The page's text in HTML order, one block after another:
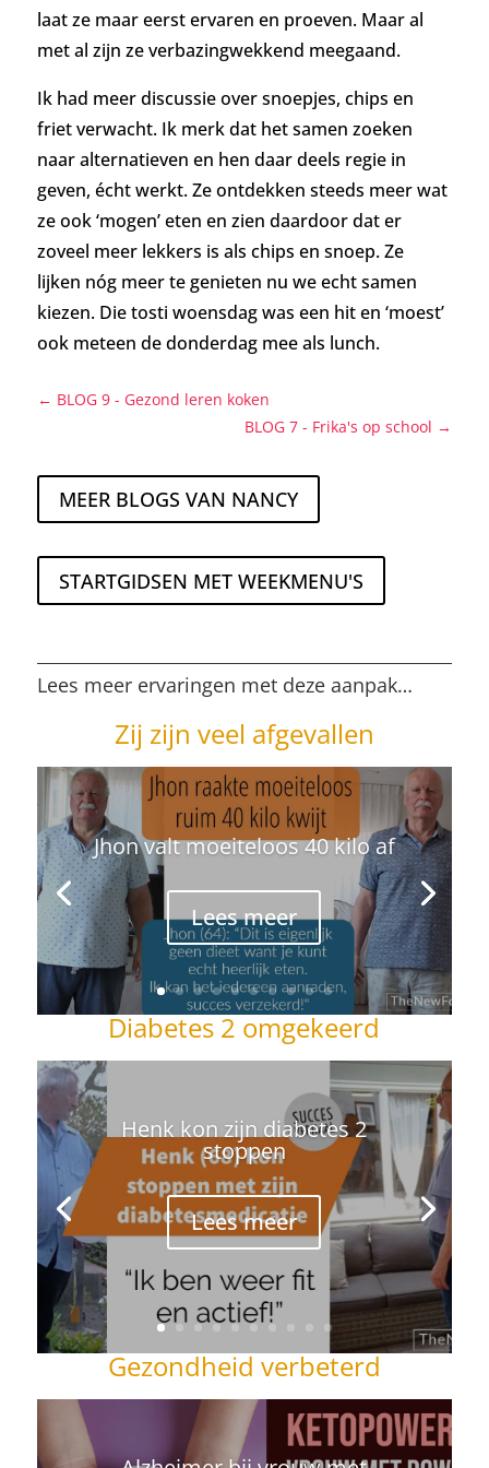
laat ze maar eerst ervaren en proeven. Maar al
met al zijn ze verbazingwekkend meegaand.
Ik had meer discussie over snoepjes, chips en
friet verwacht. Ik merk dat het samen zoeken
naar alternatieven en hen daar deels regie in
geven, écht werkt. Ze ontdekken steeds meer wat
ze ook ‘mogen’ eten en zien daardoor dat er
zoveel meer lekkers is als chips en snoep.Ze
lijken nóg meer te genieten nu we echt samen
kiezen. Die tosti woensdag was een hit en ‘moest’
ook meteen de donderdag mee als lunch.
← BLOG 9 - Gezond leren koken
BLOG 7 - Frika's op school →
MEER BLOGS VAN NANCY
STARTGIDSEN MET WEEKMENU'S
Lees meer ervaringen met deze aanpak…
Zij zijn veel afgevallen
Jhon valt moeiteloos 40 kilo af
Lees meer
Diabetes 2 omgekeerd
Henk kon zijn diabetes 2
stoppen
Lees meer
Gezondheid verbeterd